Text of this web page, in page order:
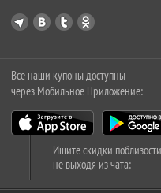
Все наши купоны доступны
через Мобильное Приложение:
Ищите скидки
не выходя из чата: